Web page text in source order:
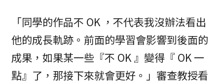
「同學的作品不 OK ，不代表我沒辦法看出
他的成長軌跡。前面的學習會影響到後面的
成果，如果某一些『不 OK 』變得『 OK 一
點』了，那接下來就會更好。」審查教授看